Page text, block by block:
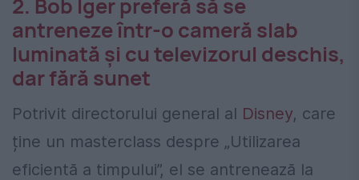
2. Bob Iger preferă să se
antreneze într-o cameră slab
luminată și cu televizorul deschis,
dar fără sunet
Potrivit directorului general al Disney, care
ține un masterclass despre „Utilizarea
eficientă a timpului”, el se antrenează la